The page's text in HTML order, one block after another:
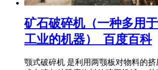
矿石破碎机（一种多用
工业的机器）_百度百科
颚式破碎机 是利用两颚板对物料的